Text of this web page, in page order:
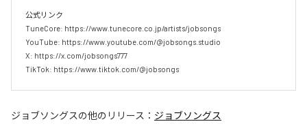
公式リンク
TuneCore: https://www.tunecore.co.jp/artists/jobsongs
YouTube: https://www.youtube.com/@jobsongs.studio
X: https://x.com/jobsongs777
TikTok: https://www.tiktok.com/@jobsongs
ジョブソングスの他のリリース： ジョブソングス